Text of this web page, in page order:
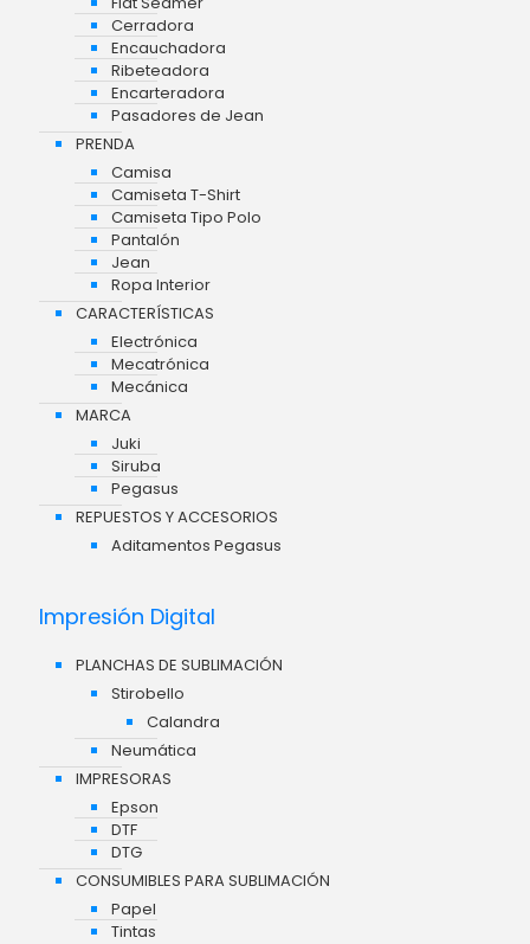
Cerradora
Encauchadora
Ribeteadora
Encarteradora
Pasadores de Jean
PRENDA
Camisa
Camiseta T-Shirt
Camiseta Tipo Polo
Pantalón
Jean
Ropa Interior
CARACTERÍSTICAS
Electrónica
Mecatrónica
Mecánica
MARCA
Juki
Siruba
Pegasus
REPUESTOS Y ACCESORIOS
Aditamentos Pegasus
Impresión Digital
PLANCHAS DE SUBLIMACIÓN
Stirobello
Calandra
Neumática
IMPRESORAS
Epson
DTF
DTG
CONSUMIBLES PARA SUBLIMACIÓN
Papel
Tintas